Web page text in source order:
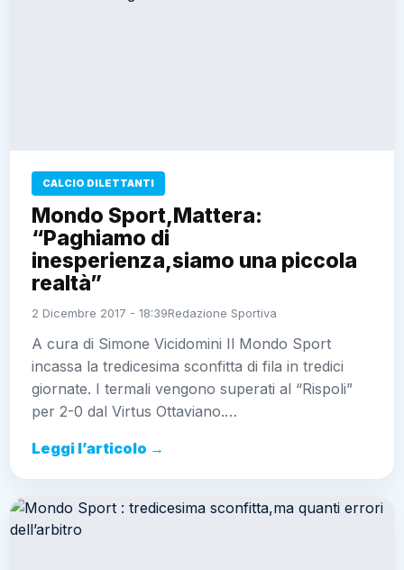
CALCIO DILETTANTI
Mondo Sport,Mattera:
“Paghiamo di
inesperienza,siamo una piccola
realtà”
2 Dicembre 2017 - 18:39Redazione Sportiva
A cura di Simone Vicidomini Il Mondo Sport
incassa la tredicesima sconfitta di fila in tredici
giornate. I termali vengono superati al “Rispoli”
per 2-0 dal Virtus Ottaviano.…
Leggi l’articolo →